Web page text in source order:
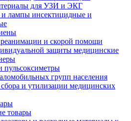
для УЗИ и ЭКГ
лампы инсектицидные и
реанимации и скорой помощи
защиты медицинские
пульсоксиметры
групп населения
и утилизации медицинских
товары